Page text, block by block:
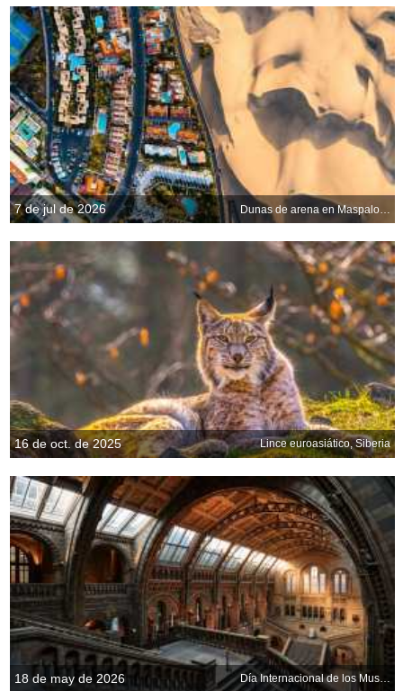
7 de jul de 2026 Dunas de arena en Maspalomas, Gran Canaria, España
16 de oct. de 2025 Lince euroasiático, Siberia
18 de may de 2026 Día Internacional de los Museos